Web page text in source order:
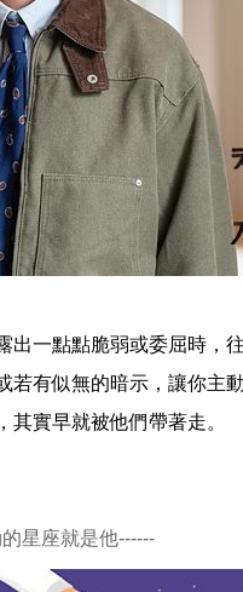
一點點脆弱或委屈時，
若有似無的暗示，讓你主
實早就被他們帶著走。
星座就是他------